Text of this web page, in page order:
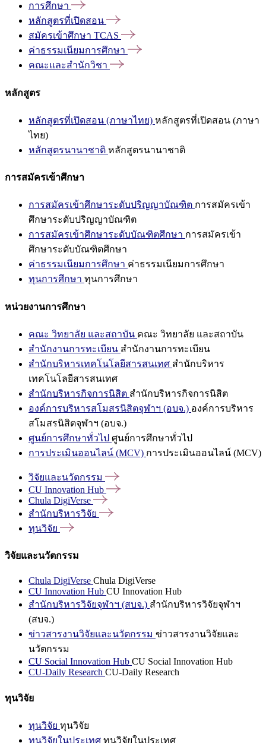
การศึกษา
หลักสูตรที่เปิดสอน
สมัครเข้าศึกษา TCAS
ค่าธรรมเนียมการศึกษา
คณะและสำนักวิชา
หลักสูตร
หลักสูตรที่เปิดสอน (ภาษาไทย) หลักสูตรที่เปิดสอน (ภาษา
ไทย)
หลักสูตรนานาชาติ หลักสูตรนานาชาติ
การสมัครเข้าศึกษา
การสมัครเข้าศึกษาระดับปริญญาบัณฑิต การสมัครเข้า
ศึกษาระดับปริญญาบัณฑิต
การสมัครเข้าศึกษาระดับบัณฑิตศึกษา การสมัครเข้า
ศึกษาระดับบัณฑิตศึกษา
ค่าธรรมเนียมการศึกษา ค่าธรรมเนียมการศึกษา
ทุนการศึกษา ทุนการศึกษา
หน่วยงานการศึกษา
คณะ วิทยาลัย และสถาบัน คณะ วิทยาลัย และสถาบัน
สำนักงานการทะเบียน สำนักงานการทะเบียน
สำนักบริหารเทคโนโลยีสารสนเทศ สำนักบริหาร
เทคโนโลยีสารสนเทศ
สำนักบริหารกิจการนิสิต สำนักบริหารกิจการนิสิต
องค์การบริหารสโมสรนิสิตจุฬาฯ (อบจ.) องค์การบริหาร
สโมสรนิสิตจุฬาฯ (อบจ.)
ศูนย์การศึกษาทั่วไป ศูนย์การศึกษาทั่วไป
การประเมินออนไลน์ (MCV) การประเมินออนไลน์ (MCV)
วิจัยและนวัตกรรม
CU Innovation Hub
Chula DigiVerse
สำนักบริหารวิจัย
ทุนวิจัย
วิจัยและนวัตกรรม
Chula DigiVerse Chula DigiVerse
CU Innovation Hub CU Innovation Hub
สำนักบริหารวิจัยจุฬาฯ (สบจ.) สำนักบริหารวิจัยจุฬาฯ
(สบจ.)
ข่าวสารงานวิจัยและนวัตกรรม ข่าวสารงานวิจัยและ
นวัตกรรม
CU Social Innovation Hub CU Social Innovation Hub
CU-Daily Research CU-Daily Research
ทุนวิจัย
ทุนวิจัย ทุนวิจัย
ทุนวิจัยในประเทศ ทุนวิจัยในประเทศ